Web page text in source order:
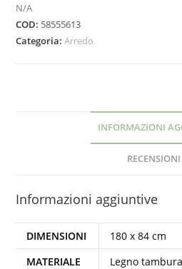
N/A
COD: 58555613
Categoria:Arredo
INFORMAZIONI
Informazioni aggiuntive
DIMENSIONI
180 x 84 cm
MATERIALE
Legno